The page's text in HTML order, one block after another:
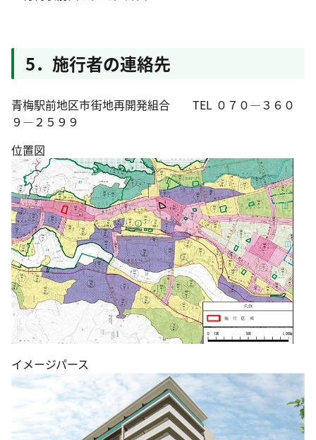
5．施行者の連絡先
青梅駅前地区市街地再開発組合 TEL ０７０―３６０
９―２５９９
位置図
イメージパース